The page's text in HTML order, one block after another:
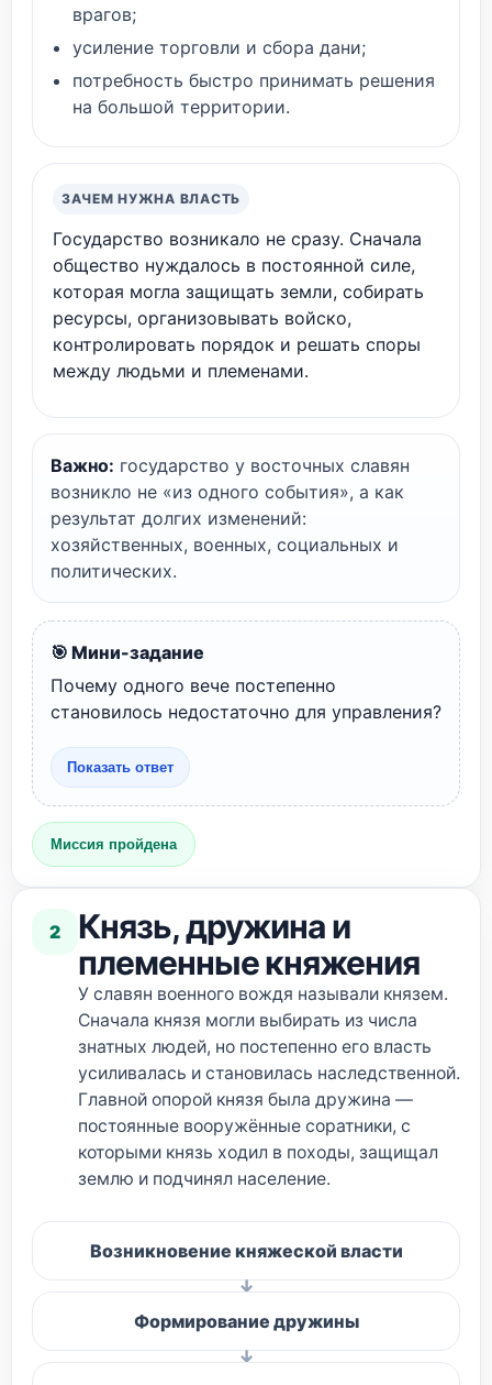
врагов;
усиление торговли и сбора дани;
потребность быстро принимать решения
на большой территории.
ЗАЧЕМ НУЖНА ВЛАСТЬ
Государство возникало не сразу. Сначала
общество нуждалось в постоянной силе,
которая могла защищать земли, собирать
ресурсы, организовывать войско,
контролировать порядок и решать споры
между людьми и племенами.
Важно: государство у восточных славян
возникло не «из одного события», а как
результат долгих изменений:
хозяйственных, военных, социальных и
политических.
🎯 Мини-задание
Почему одного вече постепенно
становилось недостаточно для управления?
Показать ответ
Миссия пройдена
2
Князь, дружина и
племенные княжения
У славян военного вождя называли князем.
Сначала князя могли выбирать из числа
знатных людей, но постепенно его власть
усиливалась и становилась наследственной.
Главной опорой князя была дружина —
постоянные вооружённые соратники, с
которыми князь ходил в походы, защищал
землю и подчинял население.
Возникновение княжеской власти
Формирование дружины